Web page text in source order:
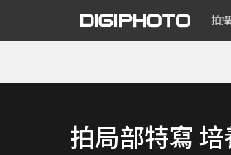
拍
拍局部特寫